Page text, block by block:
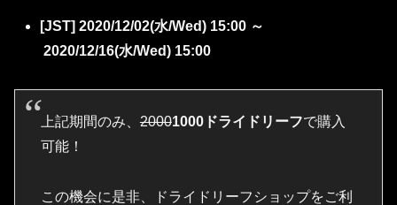
[JST] 2020/12/02(水/Wed) 15:00 ～
2020/12/16(水/Wed) 15:00
上記期間のみ、20001000ドライドリーフで購入
可能！
この機会に是非、ドライドリーフショップをご利